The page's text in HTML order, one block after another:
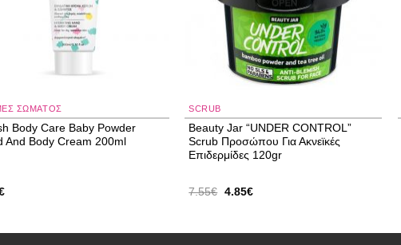
ΣΏΜΑΤΟΣ
Body Care Baby Powder
And Body Cream 200ml
SCRUB
Beauty Jar “UNDER CONTROL”
Scrub Προσώπου Για Ακνεϊκές
Επιδερμίδες 120gr
7.55€ Original
4.85€Η
4.85€.